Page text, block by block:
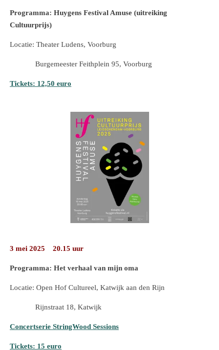
Programma: Huygens Festival Amuse (uitreiking
Cultuurprijs)
Locatie: Theater Ludens, Voorburg
Burgemeester Feithplein 95, Voorburg
Tickets: 12,50 euro
3 mei 2025 20.15 uur
Programma: Het verhaal van mijn oma
Locatie: Open Hof Cultureel, Katwijk aan den Rijn
Rijnstraat 18, Katwijk
Concertserie StringWood Sessions
Tickets: 15 euro